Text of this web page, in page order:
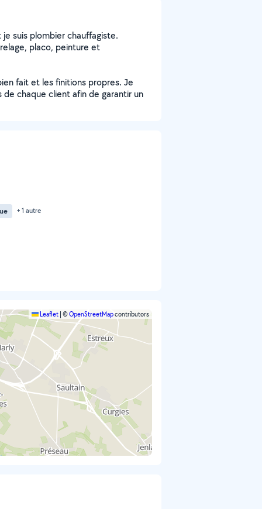
suis plombier chauffagiste.
placo, peinture et
fait et les finitions propres. Je
chaque client afin de garantir un
+ 1 autre
Leaflet ©OpenStreetMapcontributors